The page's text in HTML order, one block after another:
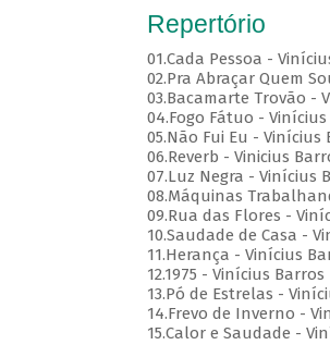
Repertório
01.Cada Pessoa -
02.Pra Abraçar Quem
03.Bacamarte Trovão -
04.Fogo Fátuo -
05.Não Fui Eu - Vinícius
06.Reverb - Vinicius
07.Luz Negra - Vinícius
08.Máquinas
09.Rua das Flores -
10.Saudade de Casa -
11.Herança - Vinícius
12.1975 - Vinícius Barros
13.Pó de Estrelas -
14.Frevo de Inverno -
15.Calor e Saudade -